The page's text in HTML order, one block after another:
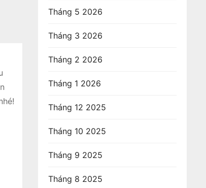
Tháng 5 2026
Tháng 3 2026
Tháng 2 2026
Tháng 1 2026
Tháng 12 2025
Tháng 10 2025
Tháng 9 2025
Tháng 8 2025